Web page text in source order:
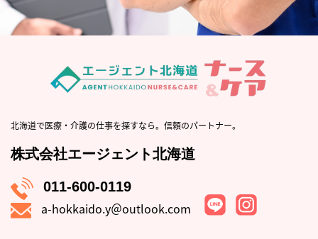
北海道で医療・介護の仕事を探すなら。信頼のパートナー。
株式会社エージェント北海道
011-600-0119
a-hokkaido.y＠outlook.com